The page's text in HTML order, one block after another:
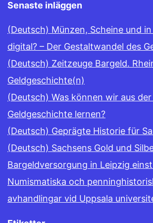
Senaste inläggen
(Deutsch) Münzen, Scheine und
digital? – Der Gestaltwandel des
(Deutsch) Zeitzeuge Bargeld.
Geldgeschichte(n)
(Deutsch) Was können wir aus
Geldgeschichte lernen?
(Deutsch) Geprägte Historie für
(Deutsch) Sachsens Gold und
Bargeldversorgung in Leipzig
Numismatiska och
avhandlingar vid Uppsala